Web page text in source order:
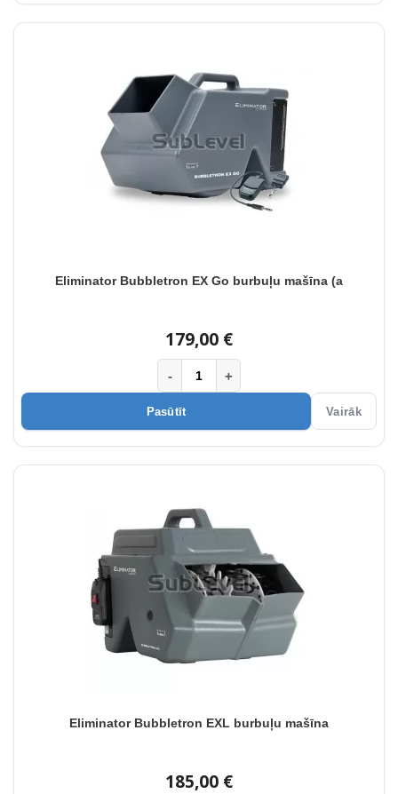
Eliminator Bubbletron EX Go burbuļu mašīna (a
179,00 €
- +
Pasūtīt Vairāk
Eliminator Bubbletron EXL burbuļu mašīna
185,00 €